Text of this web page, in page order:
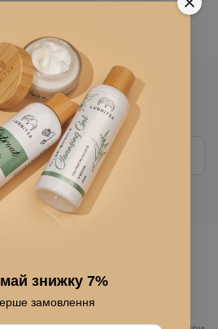
знижку 7%
замовлення
когда появится
накопительной скидки